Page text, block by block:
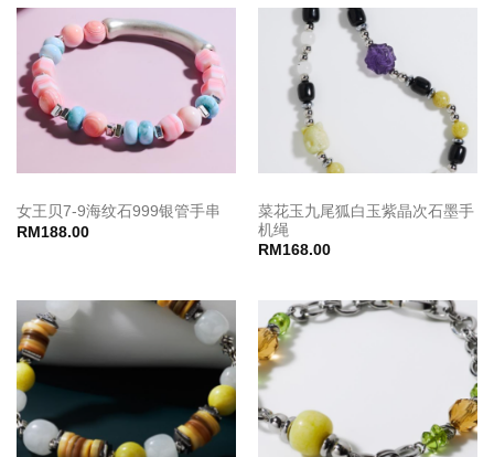
女王贝7-9海纹石999银管手串
RM188.00
菜花玉九尾狐白玉紫晶次石墨手
机绳
RM 168.00